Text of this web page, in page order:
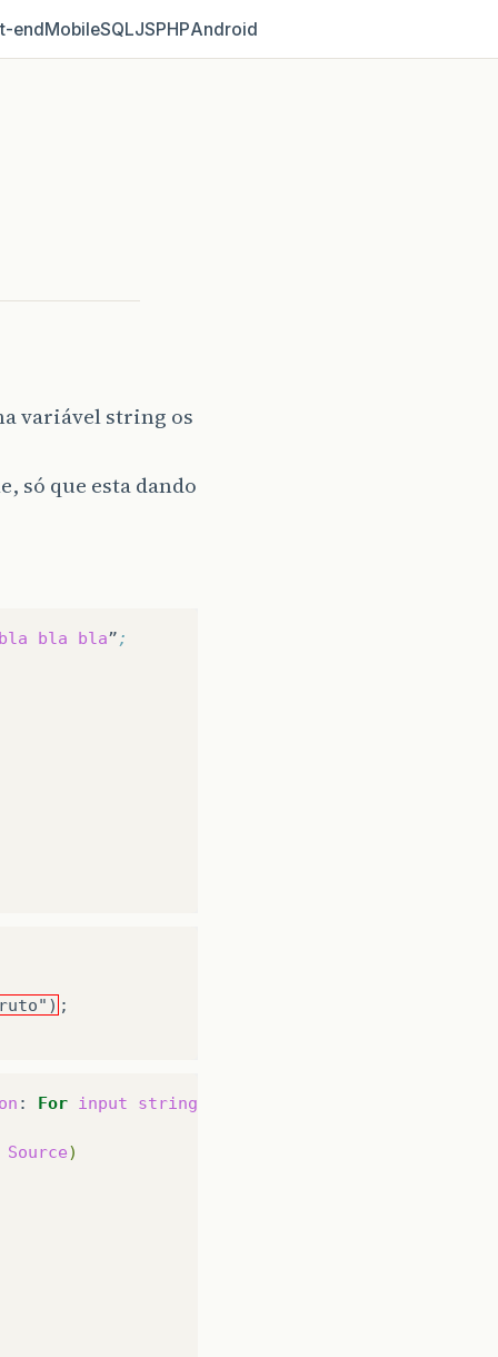
MobileSQLJSPHPAndroid
variável string os
só que esta dando
bla bla bla”;
;
: For input string
Source)